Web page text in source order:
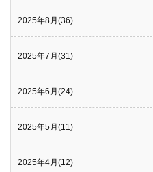
2025年8月(36)
2025年7月(31)
2025年6月(24)
2025年5月(11)
2025年4月(12)